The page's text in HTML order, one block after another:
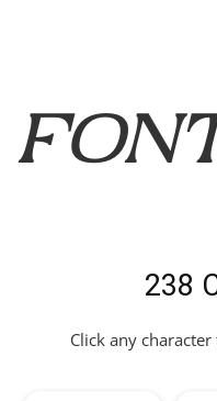
238
Click any